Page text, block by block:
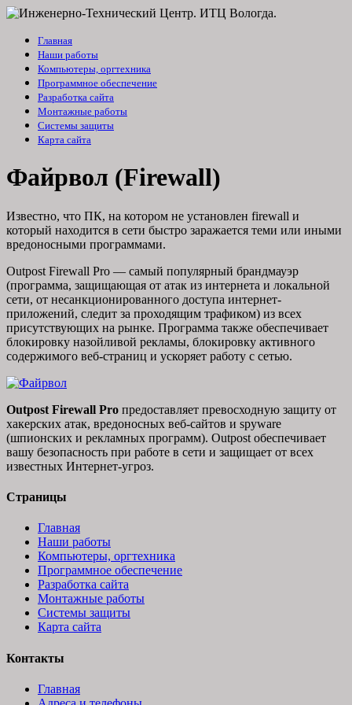
Главная
Наши работы
Компьютеры, оргтехника
Программное обеспечение
Разработка сайта
Монтажные работы
Системы защиты
Карта сайта
Файрвол (Firewall)
Известно, что ПК, на котором не установлен firewall и
который находится в сети быстро заражается теми или иными
вредоносными программами.
Outpost Firewall Pro — самый популярный брандмауэр
(программа, защищающая от атак из интернета и локальной
сети, от несанкционированного доступа интернет-
приложений, следит за проходящим трафиком) из всех
присутствующих на рынке. Программа также обеспечивает
блокировку назойливой рекламы, блокировку активного
содержимого веб-страниц и ускоряет работу с сетью.
Outpost Firewall Pro предоставляет превосходную защиту от
хакерских атак, вредоносных веб-сайтов и spyware
(шпионских и рекламных программ). Outpost обеспечивает
вашу безопасность при работе в сети и защищает от всех
известных Интернет-угроз.
Страницы
Главная
Наши работы
Компьютеры, оргтехника
Программное обеспечение
Разработка сайта
Монтажные работы
Системы защиты
Карта сайта
Контакты
Главная